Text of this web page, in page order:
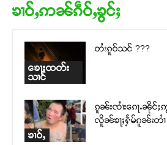
ၶၢဝ်ႇဢၼ်ၵဵဝ်ႇၶွင်ႈ
ၶေႃႈထတ်း
သၢင်
တႆးၵူဝ်သင် ???
ၶၢဝ်ႇ
ၵူၼ်းၸၢႆးၵေႃႉၼိုင်ႈ
လိူၼ်ၶႃႈႁႅမ်ၵူၼ်းတၢႆ